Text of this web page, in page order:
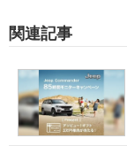
関連記事